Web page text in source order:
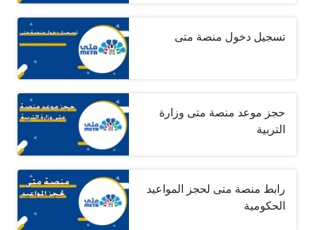
تسجيل دخول منصة متى
حجز موعد منصة متى وزارة
التربية
رابط منصة متى لحجز المواعيد
الحكومية